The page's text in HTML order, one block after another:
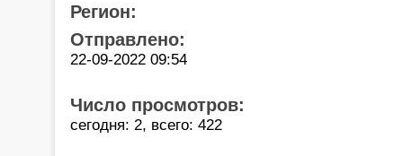
Регион:
Отправлено:
22-09-2022 09:54
Число просмотров:
сегодня: 2, всего: 422